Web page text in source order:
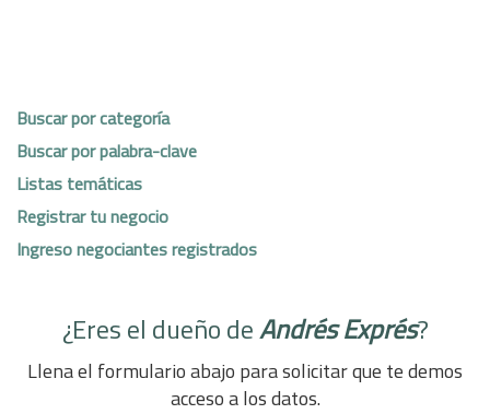
Buscar por categoría
Buscar por palabra-clave
Listas temáticas
Registrar tu negocio
Ingreso negociantes registrados
¿Eres el dueño deAndrés Exprés?
Llena el formulario abajo para solicitar que te demos
acceso a los datos.